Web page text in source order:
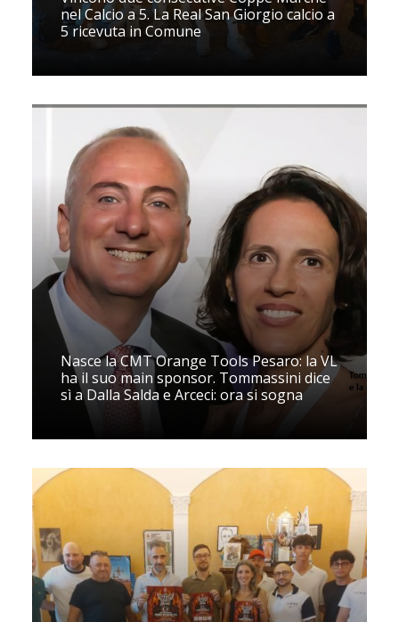
nel Calcio a 5. La Real San Giorgio calcio a
5 ricevuta in Comune
Nasce la CMT Orange Tools Pesaro: la VL
ha il suo main sponsor. Tommassini dice
sì a Dalla Salda e Arceci: ora si sogna